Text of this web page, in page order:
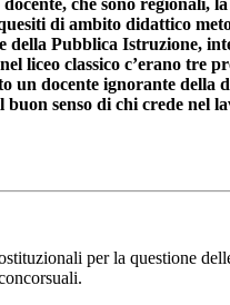
di ambito didattico
Pubblica Istruzione,
liceo classico c’erano
un docente ignorante della
buon senso di chi crede
per la questione